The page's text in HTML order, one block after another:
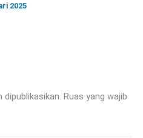
2025
Ruas yang wajib